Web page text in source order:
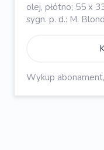
olej, płótno; 55 x
sygn. p. d.: M. Blond
Wykup